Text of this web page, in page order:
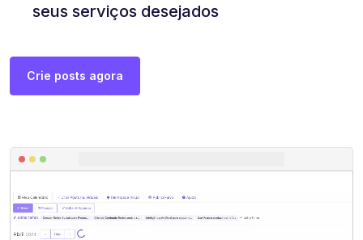
seus serviços desejados
Crie posts agora